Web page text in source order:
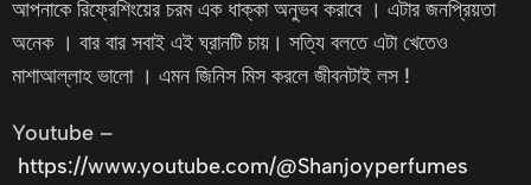
আপনাকে রিফ্রেশিংয়ের চরম এক ধাক্কা অনুভব করাবে । এটার জনপ্রিয়তা
অনেক । বার বার সবাই এই ঘ্রানটি চায়। সত্যি বলতে এটা খেতেও
মাশাআল্লাহ ভালো । এমন জিনিস মিস করলে জীবনটাই লস !
Youtube –
https://www.youtube.com/@Shanjoyperfumes